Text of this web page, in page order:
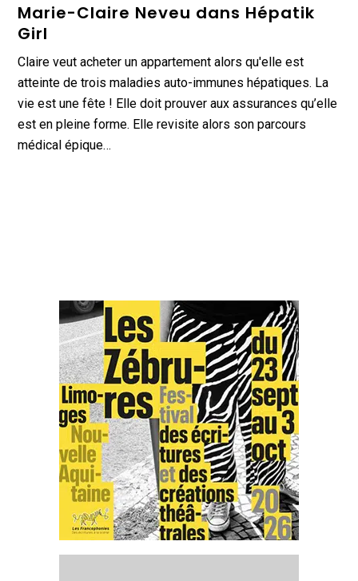
Marie-Claire Neveu dans Hépatik
Girl
Claire veut acheter un appartement alors qu'elle est
atteinte de trois maladies auto-immunes hépatiques. La
vie est une fête ! Elle doit prouver aux assurances qu’elle
est en pleine forme. Elle revisite alors son parcours
médical épique…